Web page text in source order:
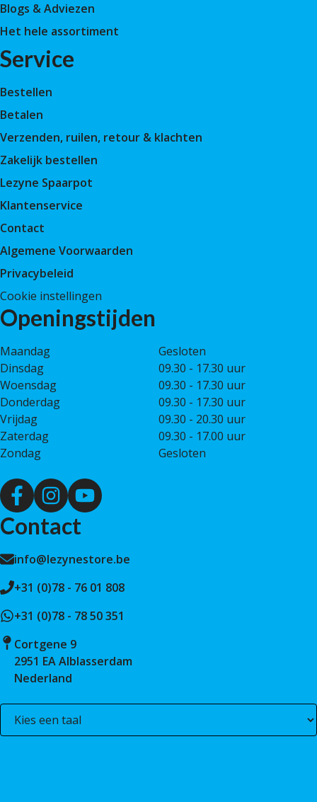
Blogs & Adviezen
Het hele assortiment
Service
Bestellen
Betalen
Verzenden, ruilen, retour & klachten
Zakelijk bestellen
Lezyne Spaarpot
Klantenservice
Contact
Algemene Voorwaarden
Privacybeleid
Cookie instellingen
Openingstijden
Maandag
Gesloten
Dinsdag
09.30 - 17.30 uur
Woensdag
09.30 - 17.30 uur
Donderdag
09.30 - 17.30 uur
Vrijdag
09.30 - 20.30 uur
Zaterdag
09.30 - 17.00 uur
Zondag
Gesloten
Contact
info@lezynestore.be
+31 (0)78 - 76 01 808
+31 (0)78 - 78 50 351
Cortgene 9
2951 EA Alblasserdam
Nederland